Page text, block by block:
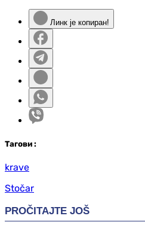
Линк је копиран!
Тагови :
krave
Stočar